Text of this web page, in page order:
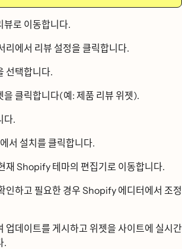
이동합니다.
리뷰 설정을 클릭합니다.
선택합니다.
클릭합니다(예: 제품 리뷰 위젯).
설치를 클릭합니다.
Shopify 테마의 편집기로 이동합니다.
필요한 경우 Shopify 에디터에서 조정
업데이트를 게시하고 위젯을 사이트에 실시간